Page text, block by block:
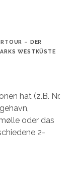
– DER
WESTKÜSTE
hat (z.B. Nr.
oder das
2-